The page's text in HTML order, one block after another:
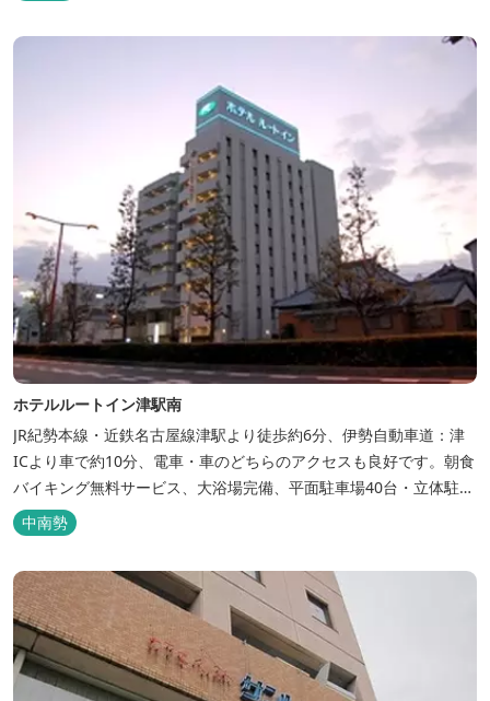
ンター設置のお部屋など多種多様な部屋タイプ・サービスをご用
意。本質の時間、至上の空間をお届けいたします。 また１Fにはカ
ホテルルートイン津駅南
JR紀勢本線・近鉄名古屋線津駅より徒歩約6分、伊勢自動車道：津
ICより車で約10分、電車・車のどちらのアクセスも良好です。朝食
バイキング無料サービス、大浴場完備、平面駐車場40台・立体駐車
場34台、全室Wi-Fi完備。ビジネスにも観光にもご利用頂ける快適
なホテルライフをご提供します。
中南勢